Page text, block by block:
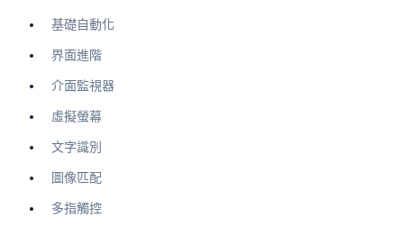
基礎自動化
界面進階
介面監視器
虛擬螢幕
文字識別
圖像匹配
多指觸控